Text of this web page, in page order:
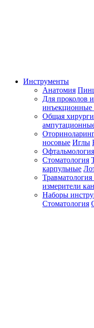
Инструменты
Анатомия
Для проколов
Общая
носовые Иглы
Офтальмология
Стоматология
карпульные
измерители
Наборы
Стоматология